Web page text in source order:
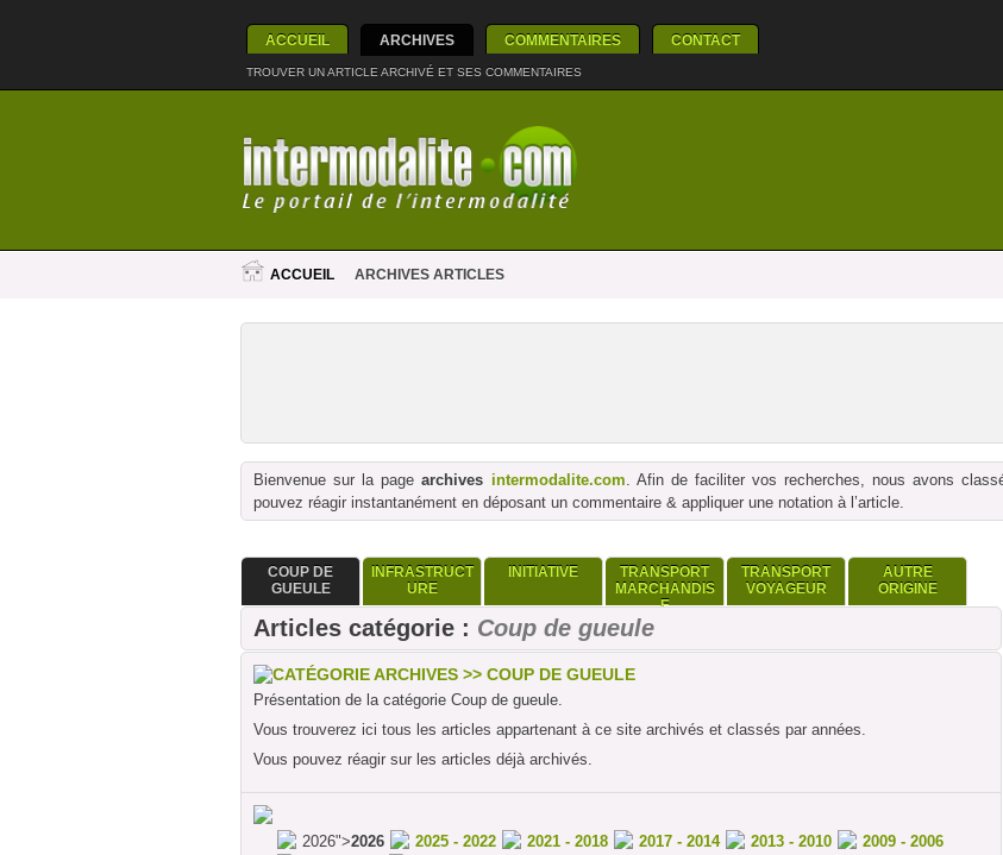
ACCUEIL ARCHIVES COMMENTAIRES CONTACT
TROUVER UN ARTICLE ARCHIVÉ ET SES COMMENTAIRES
ACCUEIL ARCHIVES ARTICLES
Bienvenue sur la pagearchives intermodalite.com. Afin de faciliter vos recherches, nous avons
pouvez réagir instantanément en déposant un commentaire & appliquer une notation à l’article.
COUP DE
GUEULE
INFRASTRUCT
URE
INITIATIVE
TRANSPORT
MARCHANDIS
E
TRANSPORT
VOYAGEUR
AUTRE
ORIGINE
Articles catégorie : Coup de gueule
CATÉGORIE ARCHIVES >> COUP DE GUEULE
Présentation de la catégorie Coup de gueule.
Vous trouverez ici tous les articles appartenant à ce site archivés et classés par années.
Vous pouvez réagir sur les articles déjà archivés.
2026">2026 2025 - 2022 2021 - 2018 2017 - 2014 2013 - 2010
2009 - 2006